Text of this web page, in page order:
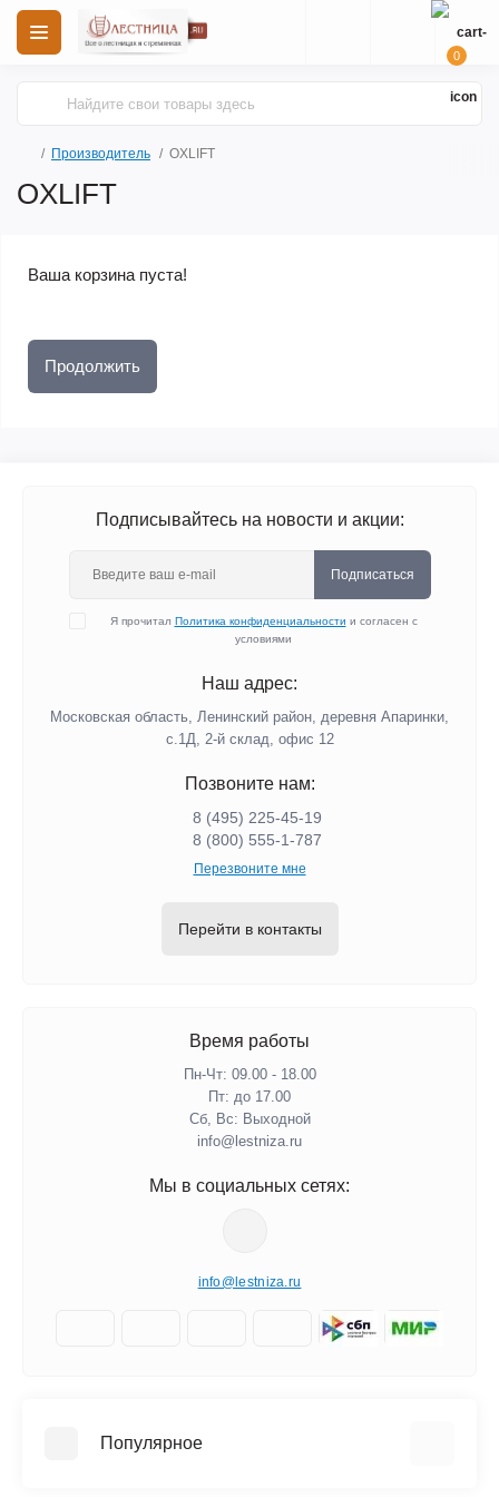
0
Производитель OXLIFT
OXLIFT
Ваша корзина пуста!
Продолжить
Подписывайтесь на новости и акции:
Подписаться
Я прочитал Политика конфиденциальности и согласен с
условиями
Наш адрес:
Московская область, Ленинский район, деревня Апаринки,
с.1Д, 2-й склад, офис 12
Позвоните нам:
8 (495) 225-45-19
8 (800) 555-1-787
Перезвоните мне
Перейти в контакты
Время работы
Пн-Чт: 09.00 - 18.00
Пт: до 17.00
Сб, Вс: Выходной
info@lestniza.ru
Мы в социальных сетях:
info@lestniza.ru
Популярное